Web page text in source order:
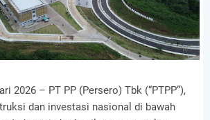
2026 – PT PP (Persero) Tbk (“PTPP”),
dan investasi nasional di bawah